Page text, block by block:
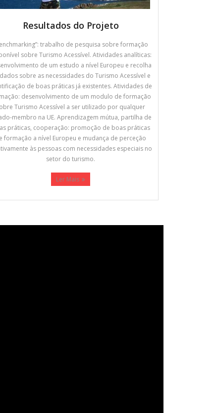
Resultados do Projeto
trabalho de pesquisa sobre formação
sobre Turismo Acessível. Atividades analíticas:
de um estudo a nível Europeu e recolha
sobre as necessidades do Turismo Acessível e
de boas práticas já existentes. Atividades de
desenvolvimento de um modulo de formação
Turismo Acessível a ser utilizado por qualquer
membro na UE. Aprendizagem mútua, partilha de
práticas, cooperação: promoção de boas práticas
formação a nível Europeu e mudança de perceção
às pessoas com necessidades especiais no
setor do turismo.
Ler Mais